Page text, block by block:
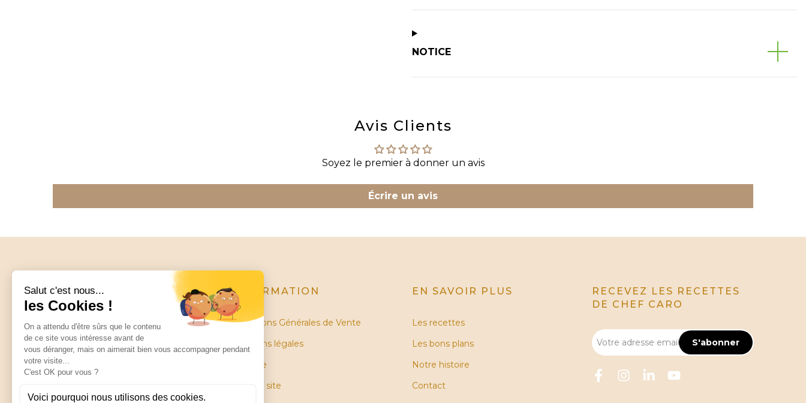
NOTICE
Avis Clients
Soyez le premier à donner un avis
Écrire un avis
Little balance
ZA Les Petites Ruelles
INFORMATION
Conditions Générales de Vente
Mentions légales
Garantie
Plan du site
EN SAVOIR PLUS
Les recettes
Les bons plans
Notre histoire
Contact
RECEVEZ LES RECETTES
DE CHEF CARO